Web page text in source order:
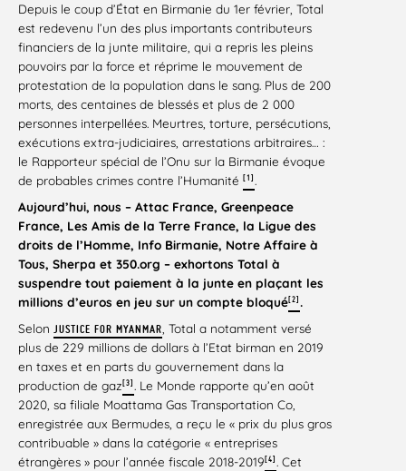
Depuis le coup d’État en Birmanie du 1er février, Total
est redevenu l’un des plus importants contributeurs
financiers de la junte militaire, qui a repris les pleins
pouvoirs par la force et réprime le mouvement de
protestation de la population dans le sang. Plus de 200
morts, des centaines de blessés et plus de 2 000
personnes interpellées. Meurtres, torture, persécutions,
exécutions extra-judiciaires, arrestations arbitraires… :
le Rapporteur spécial de l’Onu sur la Birmanie évoque
de probables crimes contre l’Humanité [1] .
Aujourd’hui, nous – Attac France, Greenpeace
France, Les Amis de la Terre France, la Ligue des
droits de l’Homme, Info Birmanie, Notre Affaire à
Tous, Sherpa et 350.org – exhortons Total à
suspendre tout paiement à la junte en plaçant les
millions d’euros en jeu sur un compte bloqué[2] .
Selon JUSTICE FOR MYANMAR, Total a notamment versé
plus de 229 millions de dollars à l’Etat birman en 2019
en taxes et en parts du gouvernement dans la
production de gaz[3] . Le Monde rapporte qu’en août
2020, sa filiale Moattama Gas Transportation Co,
enregistrée aux Bermudes, a reçu le « prix du plus gros
contribuable » dans la catégorie « entreprises
étrangères » pour l’année fiscale 2018-2019[4] . Cet